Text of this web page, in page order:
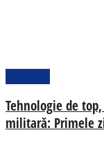
Tehnologie de
militară: Primele